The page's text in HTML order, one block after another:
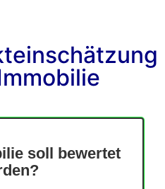
soll bewertet